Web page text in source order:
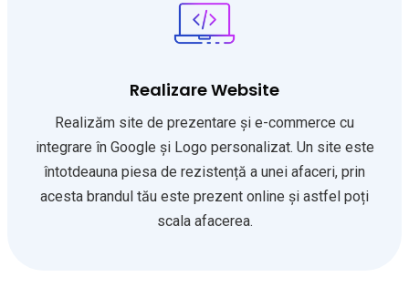
Realizare Website
Realizăm site de prezentare și e-commerce cu
integrare în Google și Logo personalizat. Un site este
întotdeauna piesa de rezistență a unei afaceri, prin
acesta brandul tău este prezent online și astfel poți
scala afacerea.